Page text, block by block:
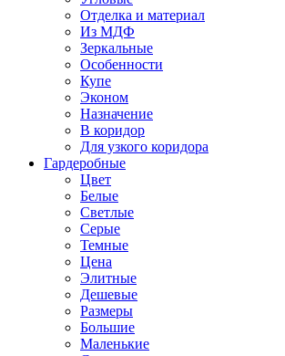
Отделка и материал
Из МДФ
Зеркальные
Особенности
Купе
Эконом
Назначение
В коридор
Для узкого коридора
Гардеробные
Цвет
Белые
Светлые
Серые
Темные
Цена
Элитные
Дешевые
Размеры
Большие
Маленькие